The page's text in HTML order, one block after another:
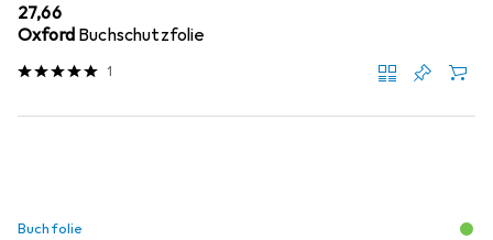
EUR
27,66
Oxford Buchschutzfolie
1
Buchfolie